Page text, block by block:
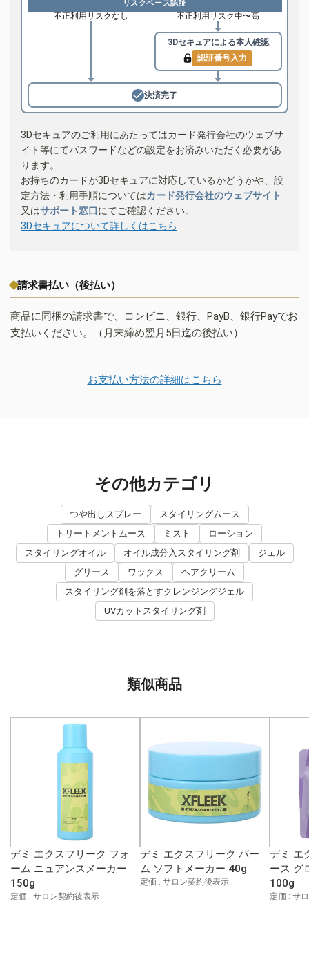
リスクベース認証
不正利用リスクなし 不正利用リスク中〜高
3Dセキュアによる本人確認
認証番号入力
決済完了
3Dセキュアのご利用にあたってはカード発行会社のウェブサ
イト等にてパスワードなどの設定をお済みいただく必要があ
ります。
お持ちのカードが3Dセキュアに対応しているかどうかや、設
定方法・利用手順についてはカード発行会社のウェブサイト
又はサポート窓口にてご確認ください。
3Dセキュアについて詳しくはこちら
請求書払い（後払い）
商品に同梱の請求書で、コンビニ、銀行、PayB、銀行Payでお
支払いください。（月末締め翌月5日迄の後払い）
お支払い方法の詳細はこちら
その他カテゴリ
つや出しスプレー
スタイリングムース
トリートメントムース
ミスト
ローション
スタイリングオイル
オイル成分入スタイリング剤
ジェル
グリース
ワックス
ヘアクリーム
スタイリング剤を落とすクレンジングジェル
UVカットスタイリング剤
類似商品
デミ エクスフリーク フォ
ーム ニュアンスメーカー
150g
定価 : サロン契約後表示
デミ エクスフリーク バー
ム ソフトメーカー 40g
定価 : サロン契約後表示
デミ エ
ース グ
100g
定価 : サ